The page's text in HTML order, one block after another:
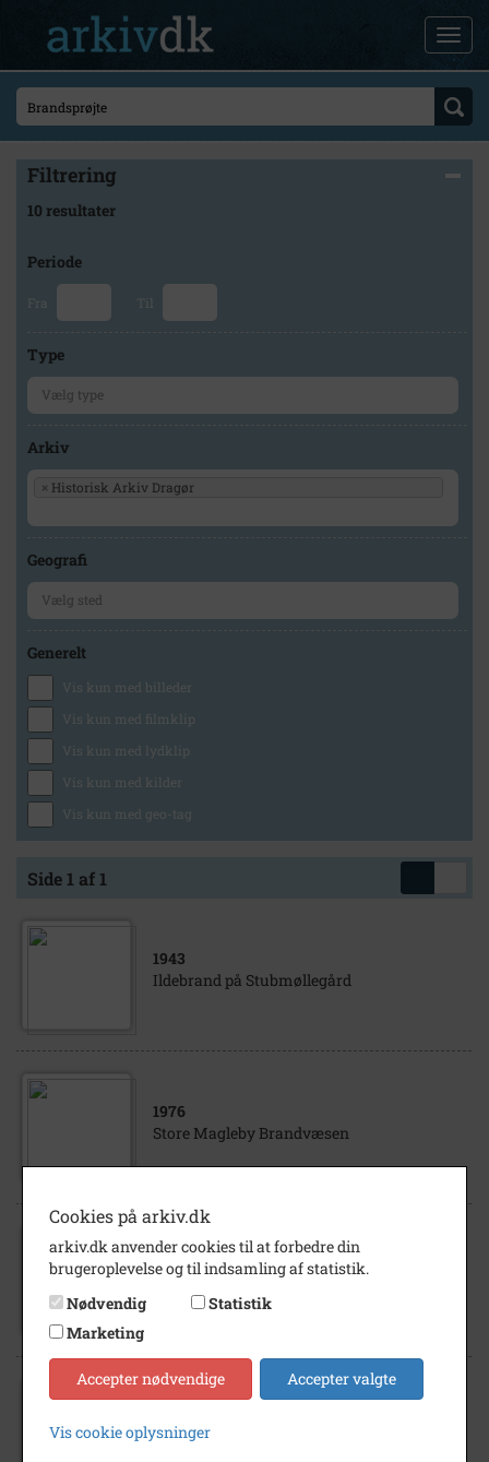
Filtrering
10 resultater
Periode
Fra Til
Type
Arkiv
× Historisk Arkiv Dragør
Geografi
Generelt
Vis kun med billeder
Vis kun med filmklip
Vis kun med lydklip
Vis kun med kilder
Vis kun med geo-tag
Side 1 af 1
1943
Ildebrand på Stubmøllegård
1976
Store Magleby Brandvæsen
1982
Dragør Brandvæsen
Cookies på arkiv.dk
arkiv.dk anvender cookies til at forbedre din
brugeroplevelse og til indsamling af statistik.
Nødvendig
Statistik
Marketing
Accepter nødvendige Accepter valgte
Vis cookie oplysninger